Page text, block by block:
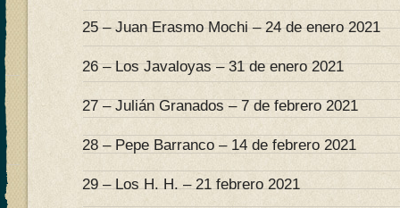
25 – Juan Erasmo Mochi – 24 de enero 2021
26 – Los Javaloyas – 31 de enero 2021
27 – Julián Granados – 7 de febrero 2021
28 – Pepe Barranco – 14 de febrero 2021
29 – Los H. H. – 21 febrero 2021